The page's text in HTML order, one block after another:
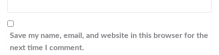
Save my name, email, and website in this browser for the
next time I comment.